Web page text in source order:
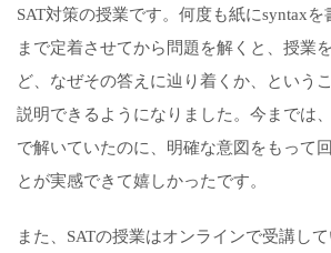
SAT対策の授業です。何度も紙にsyntax
まで定着させてから問題を解くと、授業
ど、なぜその答えに辿り着くか、という
説明できるようになりました。今までは
で解いていたのに、明確な意図をもって
とが実感できて嬉しかったです。
また、SATの授業はオンラインで受講し